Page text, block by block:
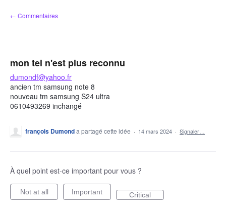
Aller
au
← Commentaires
mon tel n'est plus reconnu
dumondf@yahoo.fr
ancien tm samsung note 8
nouveau tm samsung S24 ultra
0610493269 inchangé
françois Dumonda partagé cette idée · 14 mars 2024 · Signaler…
À quel point est-ce important pour vous ?
Not at all Important Critical